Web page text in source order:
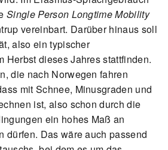
Single Person Longtime Mobility
vereinbart. Darüber hinaus soll
also ein typischer
Herbst dieses Jahres stattfinden.
die nach Norwegen fahren
mit Schnee, Minusgraden und
ist, also schon durch die
ein hohes Maß an
dürfen. Das wäre auch passend